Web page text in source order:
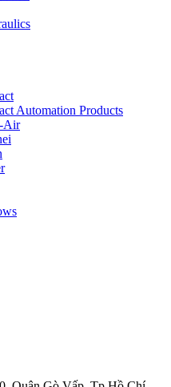
Automation Products
Air